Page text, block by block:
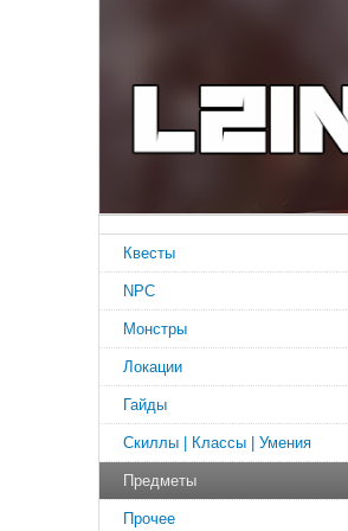
Квесты
NPC
Монстры
Локации
Гайды
Скиллы | Классы | Умения
Предметы
Прочее